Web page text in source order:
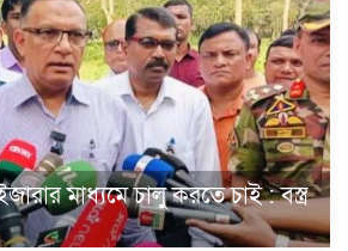
মাধ্যমে চালু কর‍তে চাই : বস্ত্র